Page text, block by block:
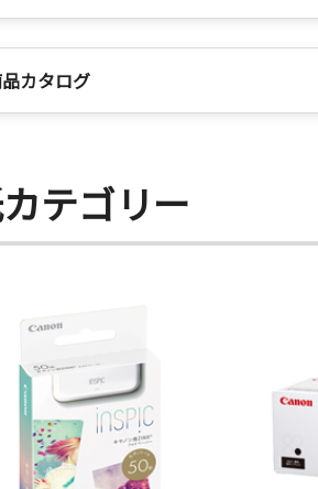
カタログ
テゴリー